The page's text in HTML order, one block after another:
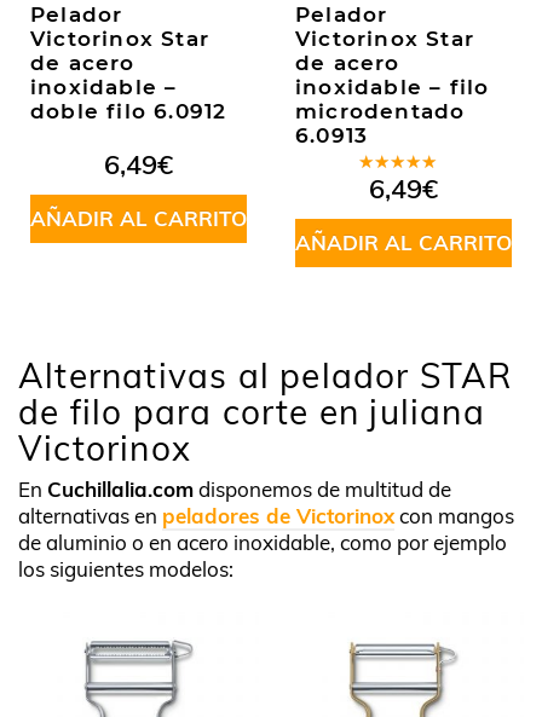
Pelador
Victorinox Star
de acero
inoxidable –
doble filo 6.0912
6,49€
AÑADIR AL CARRITO
Pelador
Victorinox Star
de acero
inoxidable – filo
microdentado
6.0913
Valorado
en5.00de
5
6,49€
AÑADIR AL CARRITO
Alternativas al pelador STAR
de filo para corte en juliana
Victorinox
En Cuchillalia.comdisponemos de multitud de
alternativas en peladores de Victorinoxcon mangos
de aluminio o en acero inoxidable, como por ejemplo
los siguientes modelos: